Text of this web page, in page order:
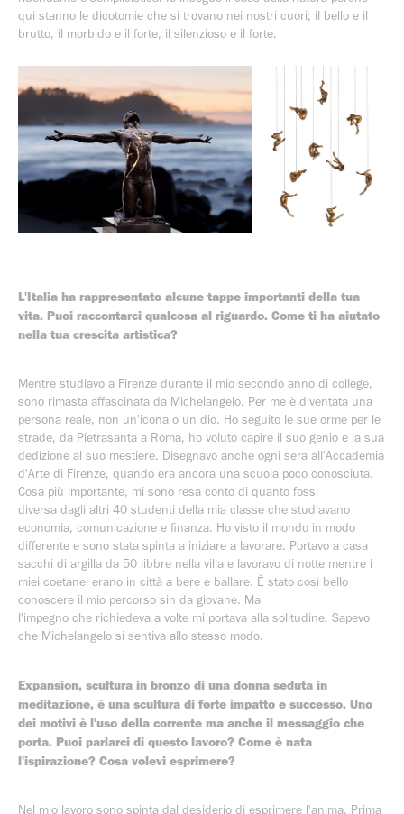
qui stanno le dicotomie che si trovano nei nostri cuori; il bello e il
brutto, il morbido e il forte, il silenzioso e il forte.
L'Italia ha rappresentato alcune tappe importanti della tua
vita. Puoi raccontarci qualcosa al riguardo. Come ti ha aiutato
nella tua crescita artistica?
Mentre studiavo a Firenze durante il mio secondo anno di college,
sono rimasta affascinata da Michelangelo. Per me è diventata una
persona reale, non un'icona o un dio. Ho seguito le sue orme per le
strade, da Pietrasanta a Roma, ho voluto capire il suo genio e la sua
dedizione al suo mestiere. Disegnavo anche ogni sera all'Accademia
d'Arte di Firenze, quando era ancora una scuola poco conosciuta.
Cosa più importante, mi sono resa conto di quanto fossi
diversa dagli altri 40 studenti della mia classe che studiavano
economia, comunicazione e finanza. Ho visto il mondo in modo
differente e sono stata spinta a iniziare a lavorare. Portavo a casa
sacchi di argilla da 50 libbre nella villa e lavoravo di notte mentre i
miei coetanei erano in città a bere e ballare. È stato così bello
conoscere il mio percorso sin da giovane. Ma
l'impegno che richiedeva a volte mi portava alla solitudine. Sapevo
che Michelangelo si sentiva allo stesso modo.
Expansion, scultura in bronzo di una donna seduta in
meditazione, è una scultura di forte impatto e successo. Uno
dei motivi è l'uso della corrente ma anche il messaggio che
porta. Puoi parlarci di questo lavoro? Come è nata
l'ispirazione? Cosa volevi esprimere?
Nel mio lavoro sono spinta dal desiderio di esprimere l'anima. Prima